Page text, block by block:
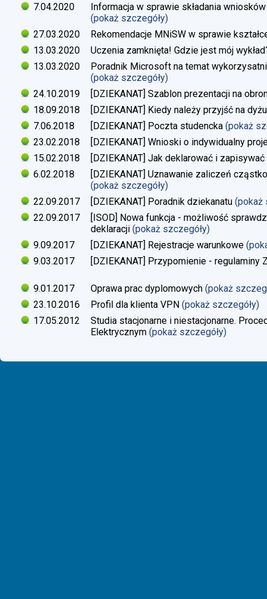
7.04.2020
Informacja w sprawie składania
(pokaż szczegóły)
27.03.2020
Rekomendacje MNiSW w sprawie
13.03.2020
Uczenia zamknięta! Gdzie jest mój
13.03.2020
Poradnik Microsoft na temat
(pokaż szczegóły)
24.10.2019
[DZIEKANAT] Szablon prezentacji na
18.09.2018
[DZIEKANAT] Kiedy należy przyjść na
7.06.2018
[DZIEKANAT] Poczta studencka (pokaż
23.02.2018
[DZIEKANAT] Wnioski o indywidualny
15.02.2018
[DZIEKANAT] Jak deklarować i
6.02.2018
[DZIEKANAT] Uznawanie zaliczeń
(pokaż szczegóły)
22.09.2017
[DZIEKANAT] Poradnik dziekanatu (pokaż
22.09.2017
[ISOD] Nowa funkcja - możliwość
deklaracji (pokaż szczegóły)
9.09.2017
[DZIEKANAT] Rejestracje warunkowe
9.03.2017
[DZIEKANAT] Przypomienie - regulaminy
9.01.2017 Oprawa prac dyplomowych (pokaż
23.10.2016
Profil dla klienta VPN (pokaż szczegóły)
17.05.2012
Studia stacjonarne i niestacjonarne.
Elektrycznym (pokaż szczegóły)